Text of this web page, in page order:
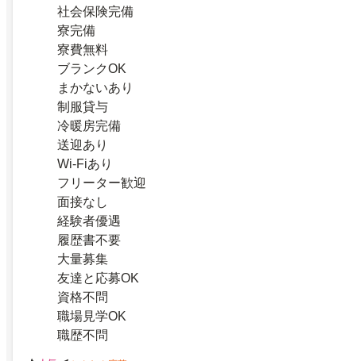
社会保険完備
寮完備
寮費無料
ブランクOK
まかないあり
制服貸与
冷暖房完備
送迎あり
Wi-Fiあり
フリーター歓迎
面接なし
経験者優遇
履歴書不要
大量募集
友達と応募OK
資格不問
職場見学OK
職歴不問